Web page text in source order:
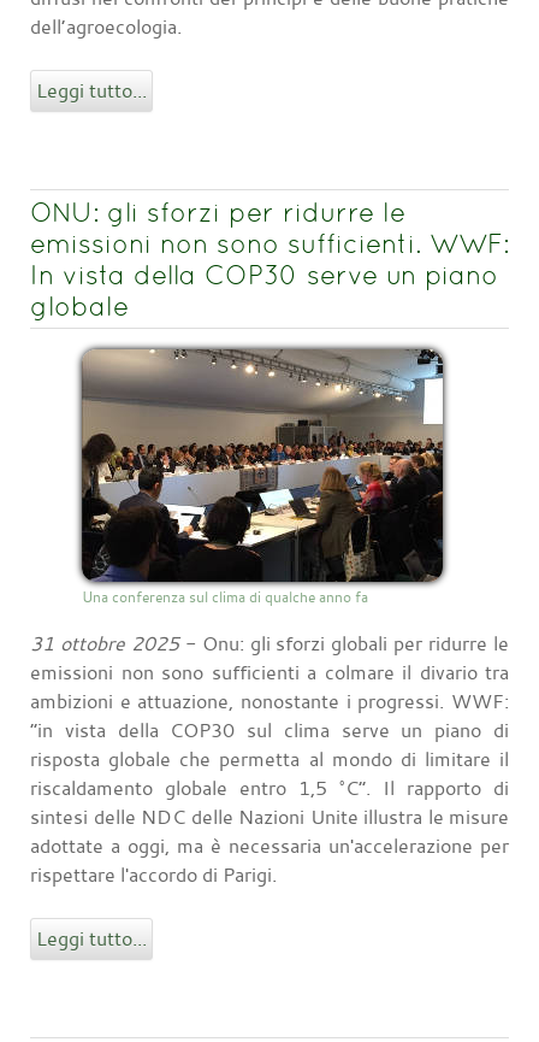
dell’agroecologia.
Leggi tutto...
ONU: gli sforzi per ridurre le
emissioni non sono sufficienti. WWF:
In vista della COP30 serve un piano
globale
Una conferenza sul clima di qualche anno fa
31 ottobre 2025- Onu: gli sforzi globali per ridurre le
emissioni non sono sufficienti a colmare il divario tra
ambizioni e attuazione, nonostante i progressi. WWF:
“in vista della COP30 sul clima serve un piano di
risposta globale che permetta al mondo di limitare il
riscaldamento globale entro 1,5 °C”. Il rapporto di
sintesi delle NDC delle Nazioni Unite illustra le misure
adottate a oggi, ma è necessaria un'accelerazione per
rispettare l'accordo di Parigi.
Leggi tutto...